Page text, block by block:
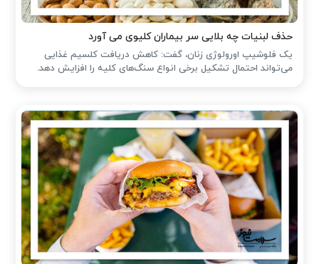
حذف لبنیات چه بلایی سر بیماران کلیوی می آورد
یک فلوشیپ اورولوژی زنان، گفت: کاهش دریافت کلسیم غذایی
می‌تواند احتمال تشکیل برخی انواع سنگ‌های کلیه را افزایش دهد.